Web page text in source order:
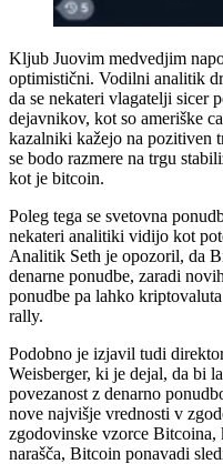
Kljub Juovim medvedjim
optimistični. Vodilni analitik
da se nekateri vlagatelji sicer
dejavnikov, kot so ameriške
kazalniki kažejo na pozitiven
se bodo razmere na trgu
kot je bitcoin.
Poleg tega se svetovna
nekateri analitiki vidijo kot
Analitik Seth je opozoril, da
denarne ponudbe, zaradi
ponudbe pa lahko
rally.
Podobno je izjavil tudi
Weisberger, ki je dejal, da bi
povezanost z denarno
nove najvišje vrednosti v
zgodovinske vzorce Bitcoina,
narašča, Bitcoin ponavadi